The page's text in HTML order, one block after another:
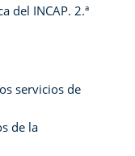
del INCAP. 2.ª
servicios de
de la